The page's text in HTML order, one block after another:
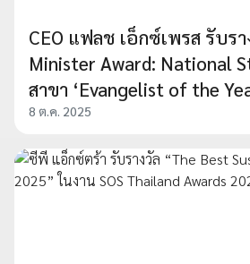
CEO แฟลช เอ็กซ์เพรส รับร
Minister Award: National
สาขา ‘Evangelist of the
8 ต.ค. 2025